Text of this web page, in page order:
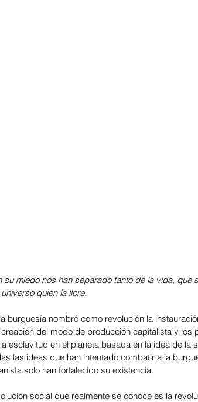
su miedo nos han separado tanto de la vida, que
quien la llore.
burguesía nombró como revolución la
del modo de producción capitalista y los
esclavitud en el planeta basada en la idea de la
las ideas que han intentado combatir a la
solo han fortalecido su existencia.
social que realmente se conoce es la